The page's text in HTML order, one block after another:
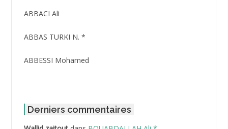
ABBACI Ali
ABBAS TURKI N. *
ABBESSI Mohamed
ABDAT Amar
Derniers commentaires